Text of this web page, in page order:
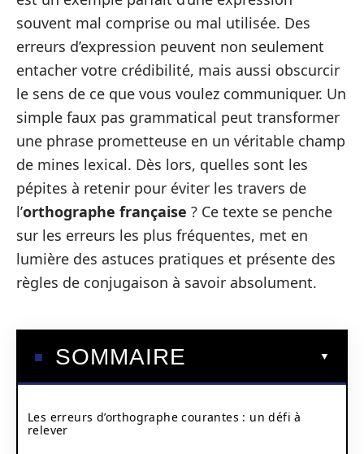
souvent mal comprise ou mal utilisée. Des
erreurs d’expression peuvent non seulement
entacher votre crédibilité, mais aussi obscurcir
le sens de ce que vous voulez communiquer. Un
simple faux pas grammatical peut transformer
une phrase prometteuse en un véritable champ
de mines lexical. Dès lors, quelles sont les
pépites à retenir pour éviter les travers de
l’orthographe française ? Ce texte se penche
sur les erreurs les plus fréquentes, met en
lumière des astuces pratiques et présente des
règles de conjugaison à savoir absolument.
SOMMAIRE
Les erreurs d’orthographe courantes : un défi à
relever